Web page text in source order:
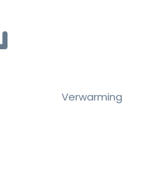
Verwarming